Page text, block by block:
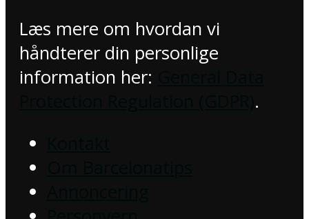
Læs mere om hvordan vi
håndterer din personlige
information her:
.